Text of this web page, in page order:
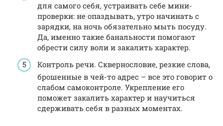
для самого себя, устраивать себе мини-
проверки: не опаздывать, утро начинать с
зарядки, на ночь обязательно мыть посуду.
Да, именно такие банальности помогают
обрести силу воли и закалить характер.
Контроль речи. Сквернословие, резкие слова,
брошенные в чей-то адрес – все это говорит о
слабом самоконтроле. Укрепление его
поможет закалить характер и научиться
сдерживать себя в разных моментах.